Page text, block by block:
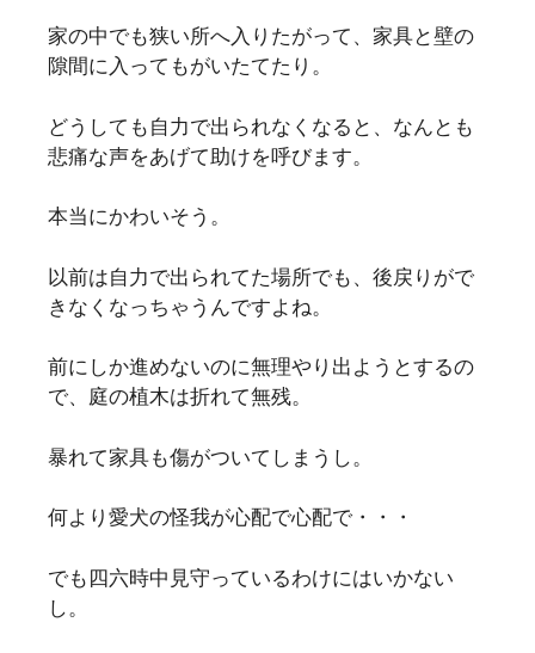
家の中でも狭い所へ入りたがって、家具と壁の
隙間に入ってもがいたてたり。
どうしても自力で出られなくなると、なんとも
悲痛な声をあげて助けを呼びます。
本当にかわいそう。
以前は自力で出られてた場所でも、後戻りがで
きなくなっちゃうんですよね。
前にしか進めないのに無理やり出ようとするの
で、庭の植木は折れて無残。
暴れて家具も傷がついてしまうし。
何より愛犬の怪我が心配で心配で・・・
でも四六時中見守っているわけにはいかない
し。